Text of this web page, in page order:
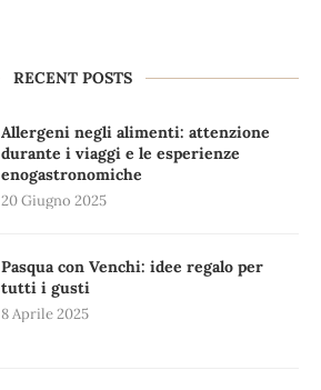
RECENT POSTS
Allergeni negli alimenti: attenzione
durante i viaggi e le esperienze
enogastronomiche
20 Giugno 2025
Pasqua con Venchi: idee regalo per
tutti i gusti
8 Aprile 2025